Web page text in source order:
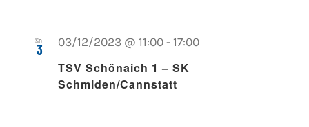
So.
3
TSV Schönaich 1 – SK
Schmiden/Cannstatt
03/12/2023 @ 11:00 - 17:00